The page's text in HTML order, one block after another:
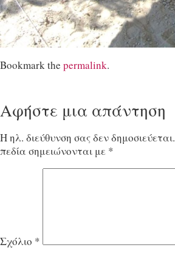
Bookmark the permalink.
Αφήστε μια απάντηση
Η ηλ. διεύθυνση σας δεν δημοσιεύεται.
πεδία σημειώνονται με *
Σχόλιο *